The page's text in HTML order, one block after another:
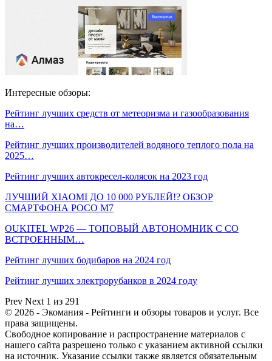
Интересные обзоры:
Рейтинг лучших средств от метеоризма и газообразования
на…
Рейтинг лучших производителей водяного теплого пола на
2025…
Рейтинг лучших автокресел-колясок на 2023 год
ЛУЧШИЙ XIAOMI ДО 10 000 РУБЛЕЙ!? ОБЗОР
СМАРТФОНА POCO M7
OUKITEL WP26 — ТОПОВЫЙ АВТОНОМНИК С СО
ВСТРОЕННЫМ…
Рейтинг лучших бодибаров на 2024 год
Рейтинг лучших электрорубанков в 2024 году
Prev Next 1 из 291
© 2026 - Экомания - Рейтинги и обзоры товаров и услуг. Все
права защищены.
Свободное копирование и распространение материалов с
нашего сайта разрешено только с указанием активной ссылки
на источник. Указание ссылки также является обязательным